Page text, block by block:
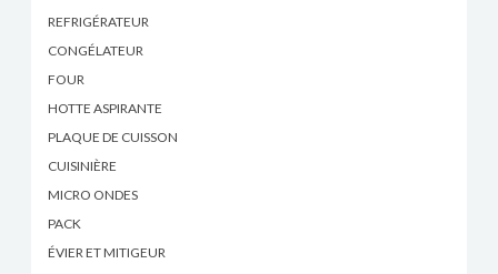
REFRIGÉRATEUR
CONGÉLATEUR
FOUR
HOTTE ASPIRANTE
PLAQUE DE CUISSON
CUISINIÈRE
MICRO ONDES
PACK
ÉVIER ET MITIGEUR